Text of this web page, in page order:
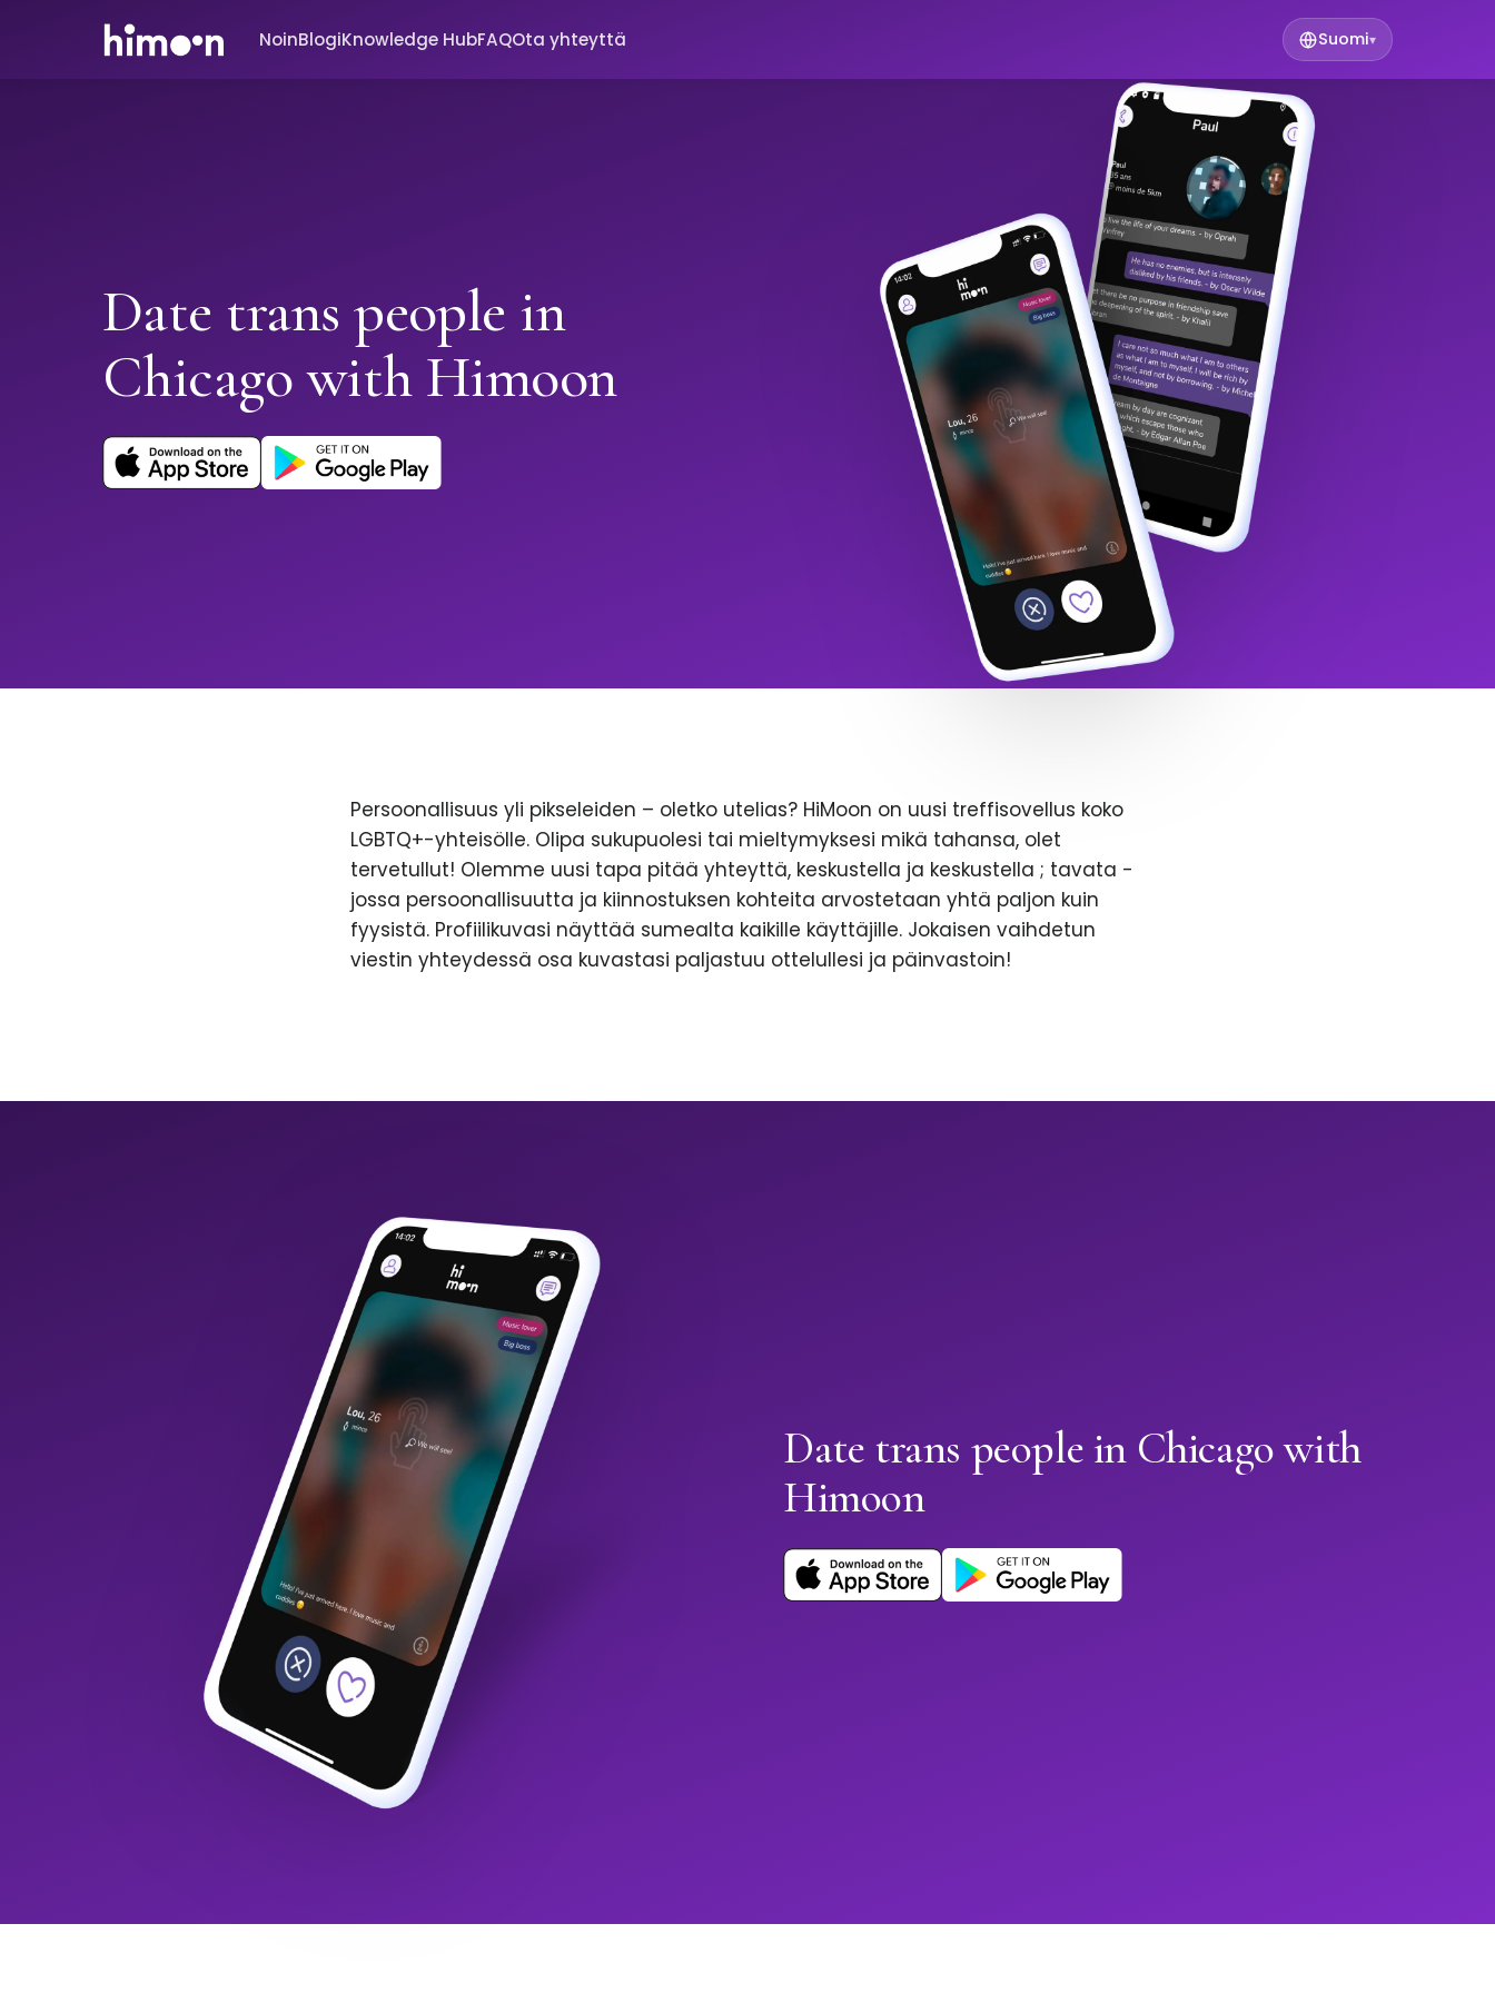
NoinBlogiKnowledge HubFAQOta yhteyttä Suomi▾
Date trans people in
Chicago with Himoon
Persoonallisuus yli pikseleiden – oletko utelias? HiMoon on uusi treffisovellus koko
LGBTQ+-yhteisölle. Olipa sukupuolesi tai mieltymyksesi mikä tahansa, olet
tervetullut! Olemme uusi tapa pitää yhteyttä, keskustella ja keskustella ; tavata -
jossa persoonallisuutta ja kiinnostuksen kohteita arvostetaan yhtä paljon kuin
fyysistä. Profiilikuvasi näyttää sumealta kaikille käyttäjille. Jokaisen vaihdetun
viestin yhteydessä osa kuvastasi paljastuu ottelullesi ja päinvastoin!
Date trans people in Chicago with
Himoon